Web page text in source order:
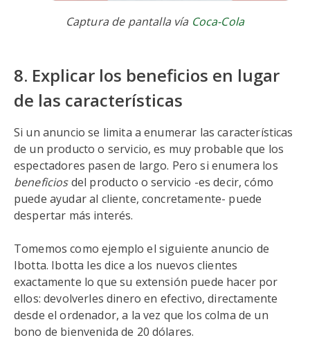
Captura de pantalla vía Coca-Cola
8. Explicar los beneficios en lugar
de las características
Si un anuncio se limita a enumerar las características
de un producto o servicio, es muy probable que los
espectadores pasen de largo. Pero si enumera los
beneficiosdel producto o servicio -es decir, cómo
puede ayudar al cliente, concretamente- puede
despertar más interés.
Tomemos como ejemplo el siguiente anuncio de
Ibotta. Ibotta les dice a los nuevos clientes
exactamente lo que su extensión puede hacer por
ellos: devolverles dinero en efectivo, directamente
desde el ordenador, a la vez que los colma de un
bono de bienvenida de 20 dólares.